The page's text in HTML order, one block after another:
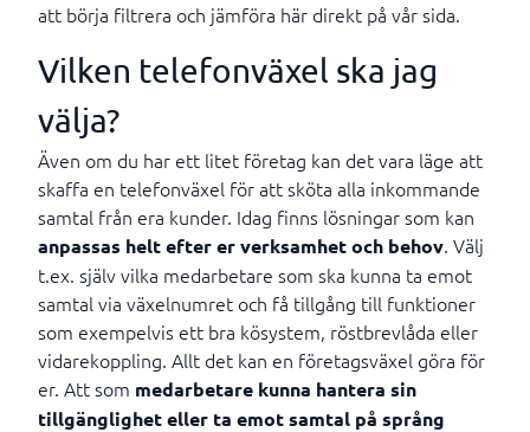
att börja filtrera och jämföra här direkt på vår sida.
Vilken telefonväxel ska jag
välja?
Även om du har ett litet företag kan det vara läge att
skaffa en telefonväxel för att sköta alla inkommande
samtal från era kunder. Idag finns lösningar som kan
anpassas helt efter er verksamhet och behov. Välj
t.ex. själv vilka medarbetare som ska kunna ta emot
samtal via växelnumret och få tillgång till funktioner
som exempelvis ett bra kösystem, röstbrevlåda eller
vidarekoppling. Allt det kan en företagsväxel göra för
er. Att som medarbetare kunna hantera sin
tillgänglighet eller ta emot samtal på språng